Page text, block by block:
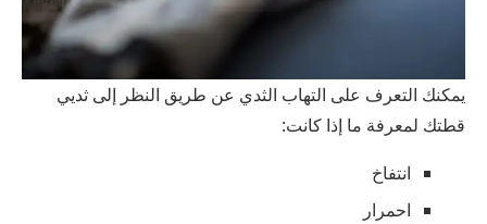
يمكنك التعرف على التهاب الثدي عن طريق النظر إلى ثديي
قطتك لمعرفة ما إذا كانت:
انتفاخ
احمرار